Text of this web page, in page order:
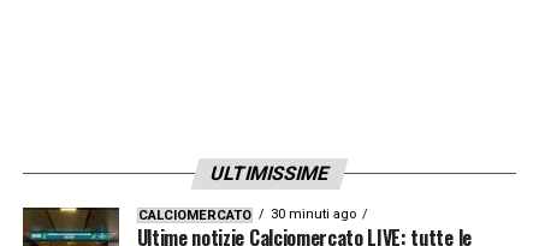
ULTIMISSIME
CALCIOMERCATO 30 minuti ago
Ultime notizie Calciomercato LIVE: tutte le